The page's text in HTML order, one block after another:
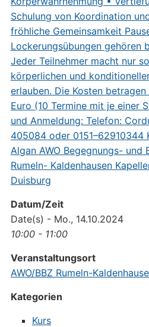
Datum/Zeit
Date(s) - Mo., 14.10.2024
10:00 - 11:00
Veranstaltungsort
AWO/BBZ Rumeln-
Kategorien
Kurs